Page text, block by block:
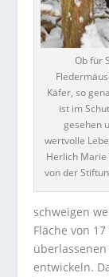
Ob für
Käfer, so
ist im
gesehen
wertvolle
Herlich Marie
von der
schweigen
Fläche von
entwickeln.